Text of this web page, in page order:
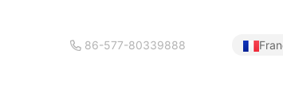
86-577-80339888